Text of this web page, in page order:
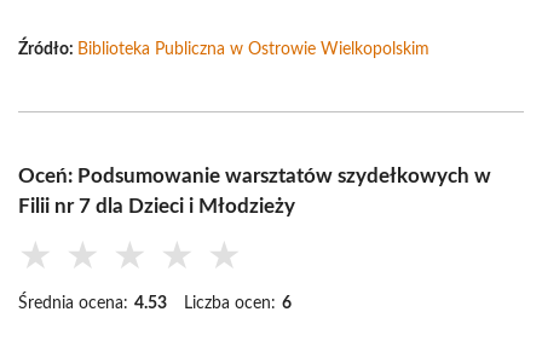
Źródło: Biblioteka Publiczna w Ostrowie Wielkopolskim
Oceń: Podsumowanie warsztatów szydełkowych w
Filii nr 7 dla Dzieci i Młodzieży
★ ★ ★ ★ ★
Średnia ocena: 4.53 Liczba ocen: 6